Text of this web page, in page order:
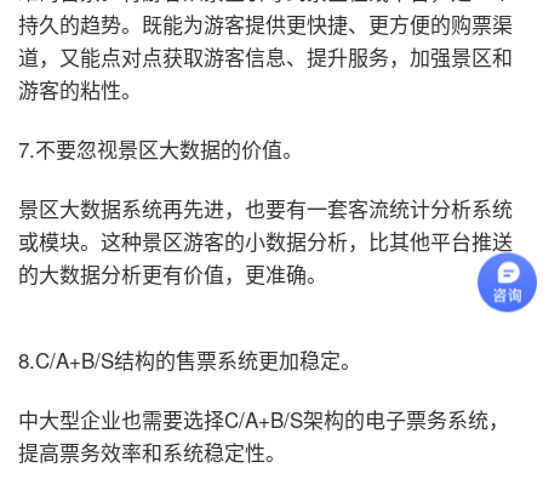
持久的趋势。既能为游客提供更快捷、更方便的购票渠
道，又能点对点获取游客信息、提升服务，加强景区和
游客的粘性。
7.不要忽视景区大数据的价值。
景区大数据系统再先进，也要有一套客流统计分析系统
或模块。这种景区游客的小数据分析，比其他平台推送
的大数据分析更有价值，更准确。
8.C/A+B/S结构的售票系统更加稳定。
中大型企业也需要选择C/A+B/S架构的电子票务系统，
提高票务效率和系统稳定性。